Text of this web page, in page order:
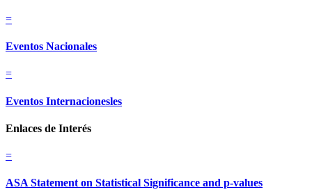
=
Eventos Nacionales
=
Eventos Internacionesles
Enlaces de Interés
=
ASA Statement on Statistical Significance and p-values